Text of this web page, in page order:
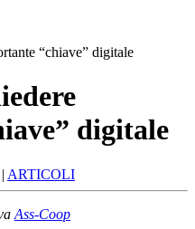
“chiave” digitale
digitale
ARTICOLI
Ass-Coop